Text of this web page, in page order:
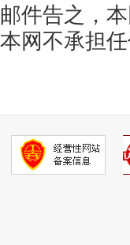
邮件告之，
本网不承担任